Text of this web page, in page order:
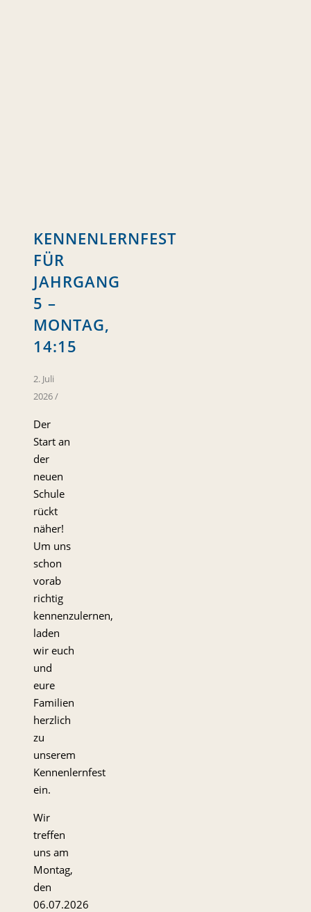
KENNENLERNFEST
FÜR
JAHRGANG
5 –
MONTAG,
14:15
2. Juli
2026/
Der
Start an
der
neuen
Schule
rückt
näher!
Um uns
schon
vorab
richtig
kennenzulernen,
laden
wir euch
und
eure
Familien
herzlich
zu
unserem
Kennenlernfest
ein.
Wir
treffen
uns am
Montag,
den
06.07.2026